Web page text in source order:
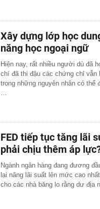
Xây dựng lớp học
năng học ngoại ngữ
Hiện nay, rất nhiều người dù đã
chí đã thi đậu các chứng chỉ
trong những nguyên nhân có thể
FED tiếp tục tăng lãi
phải chịu thêm áp
Ngành ngân hàng đang đương
lại nâng lãi suất lên mức cao
cho các nhà băng lo rằng dư địa